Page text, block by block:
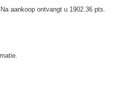
Na aankoop ontvangt u 1902.36 pts.